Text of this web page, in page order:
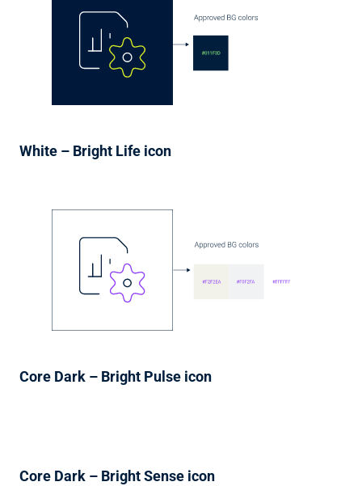
White – Bright Life icon
Core Dark – Bright Pulse icon
Core Dark – Bright Sense icon